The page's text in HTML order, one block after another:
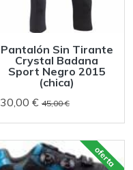
Pantalón Sin Tirante
Crystal Badana
Sport Negro 2015
(chica)
30,00 € 45,00 €
oferta